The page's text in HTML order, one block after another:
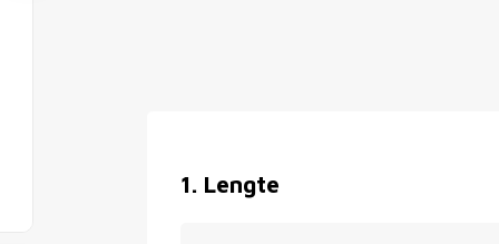
1. Lengte